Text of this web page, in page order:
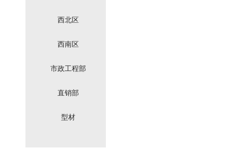
西北区
西南区
市政工程部
直销部
型材